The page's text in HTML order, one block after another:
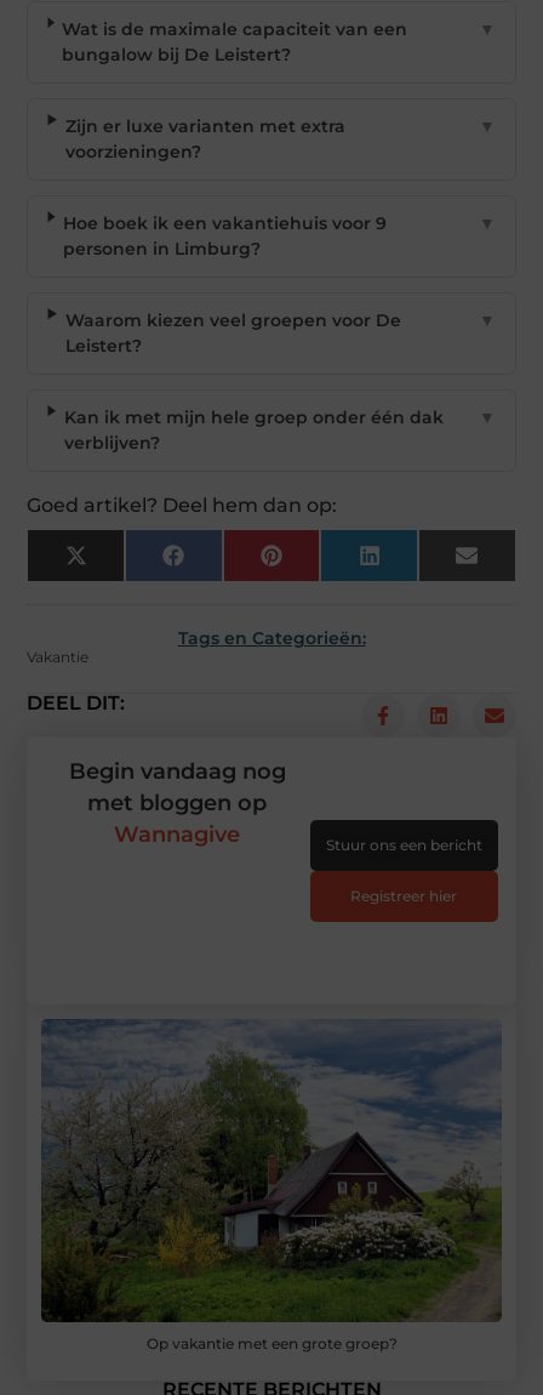
Wat is de maximale capaciteit van een
bungalow bij De Leistert?
▼
Zijn er luxe varianten met extra
voorzieningen?
▼
Hoe boek ik een vakantiehuis voor 9
personen in Limburg?
▼
Waarom kiezen veel groepen voor De
Leistert?
▼
Kan ik met mijn hele groep onder één dak
verblijven?
▼
Goed artikel? Deel hem dan op:
X
(Twitter)
Facebook Pinterest LinkedIn Email
Tags en Categorieën:
Vakantie
DEEL DIT:
Op vakantie met een grote groep?
RECENTE BERICHTEN
Begin vandaag nog
met bloggen op
Wannagive
Stuur ons een bericht
Registreer hier